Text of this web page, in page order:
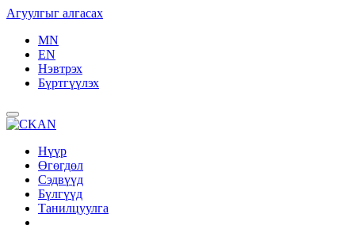
Агуулгыг алгасах
MN
EN
Нэвтрэх
Бүртгүүлэх
Нүүр
Өгөгдөл
Сэдвүүд
Бүлгүүд
Танилцуулга